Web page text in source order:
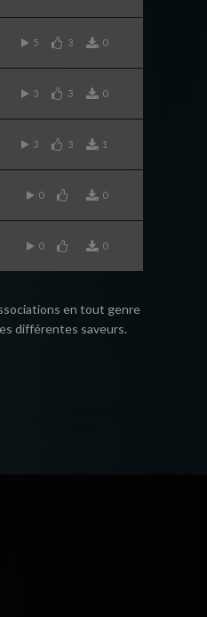
5 3 0
3 3 0
3 3 1
0 0
0 0
en tout genre
différentes saveurs.